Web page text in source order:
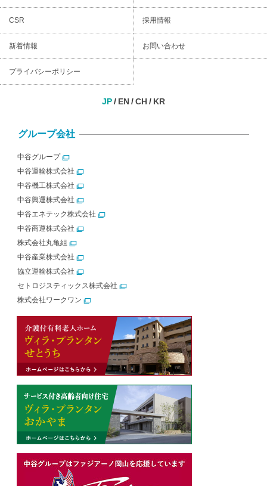
CSR 採用情報
新着情報 お問い合わせ
プライバシーポリシー
JP EN CH KR
グループ会社
中谷グループ
中谷運輸株式会社
中谷機工株式会社
中谷興運株式会社
中谷エネテック株式会社
中谷商運株式会社
株式会社丸亀組
中谷産業株式会社
協立運輸株式会社
セトロジスティックス株式会社
株式会社ワークワン